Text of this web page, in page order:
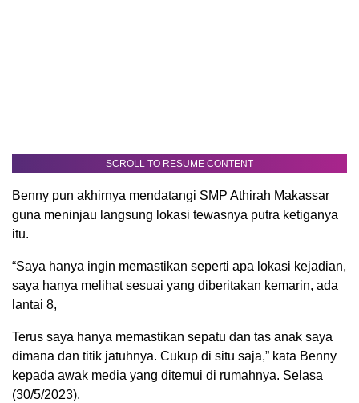
SCROLL TO RESUME CONTENT
Benny pun akhirnya mendatangi SMP Athirah Makassar
guna meninjau langsung lokasi tewasnya putra ketiganya
itu.
“Saya hanya ingin memastikan seperti apa lokasi kejadian,
saya hanya melihat sesuai yang diberitakan kemarin, ada
lantai 8,
Terus saya hanya memastikan sepatu dan tas anak saya
dimana dan titik jatuhnya. Cukup di situ saja,” kata Benny
kepada awak media yang ditemui di rumahnya. Selasa
(30/5/2023).